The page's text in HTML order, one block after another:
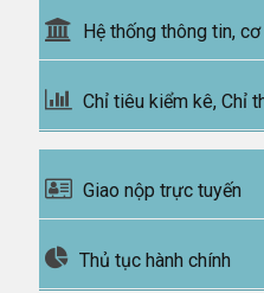
Hệ thống thông tin,
Chỉ tiêu kiểm kê, Chỉ
Giao nộp trực tuyến
Thủ tục hành chính